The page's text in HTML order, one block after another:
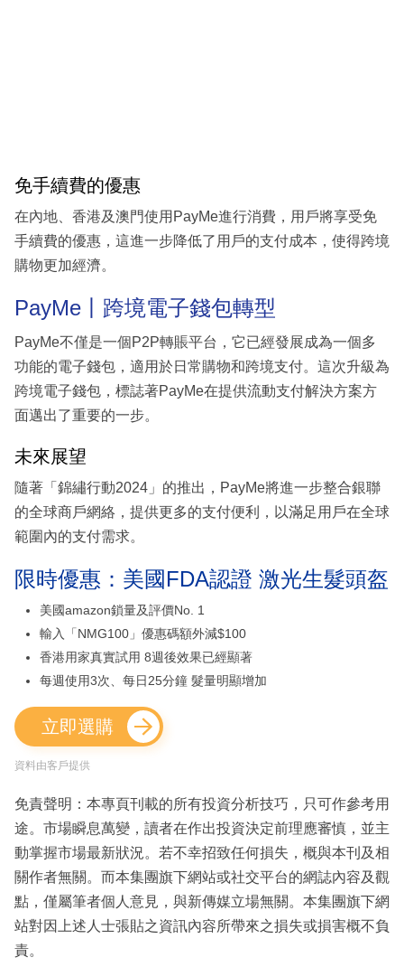
免手續費的優惠
在內地、香港及澳門使用PayMe進行消費，用戶將享受免
手續費的優惠，這進一步降低了用戶的支付成本，使得跨境
購物更加經濟。
PayMe丨跨境電子錢包轉型
PayMe不僅是一個P2P轉賬平台，它已經發展成為一個多
功能的電子錢包，適用於日常購物和跨境支付。這次升級為
跨境電子錢包，標誌著PayMe在提供流動支付解決方案方
面邁出了重要的一步。
未來展望
隨著「錦繡行動2024」的推出，PayMe將進一步整合銀聯
的全球商戶網絡，提供更多的支付便利，以滿足用戶在全球
範圍內的支付需求。
限時優惠：美國FDA認證 激光生髮頭盔
美國amazon鎖量及評價No. 1
輸入「NMG100」優惠碼額外減$100
香港用家真實試用 8週後效果已經顯著
每週使用3次、每日25分鐘 髮量明顯增加
立即選購
資料由客戶提供
免責聲明：本專頁刊載的所有投資分析技巧，只可作參考用
途。市場瞬息萬變，讀者在作出投資決定前理應審慎，並主
動掌握市場最新狀況。若不幸招致任何損失，概與本刊及相
關作者無關。而本集團旗下網站或社交平台的網誌內容及觀
點，僅屬筆者個人意見，與新傳媒立場無關。本集團旗下網
站對因上述人士張貼之資訊內容所帶來之損失或損害概不負
責。